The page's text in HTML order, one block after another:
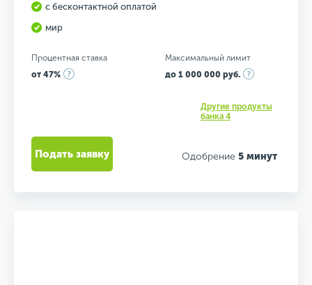
с бесконтактной оплатой
мир
Процентная ставка
от 47%
Максимальный лимит
до 1 000 000 руб.
Другие продукты
банка 4
Одобрение 5 минут
Подать заявку